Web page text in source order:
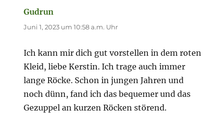
Gudrun
Juni 1, 2023 um 10:58 a.m. Uhr
Ich kann mir dich gut vorstellen in dem roten
Kleid, liebe Kerstin. Ich trage auch immer
lange Röcke. Schon in jungen Jahren und
noch dünn, fand ich das bequemer und das
Gezuppel an kurzen Röcken störend.